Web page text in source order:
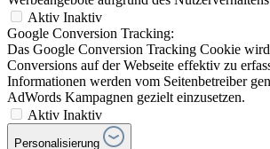
Personalisierung
Aktiv Inaktiv
Diese Cookies werden genutzt zur Erhebung
Informationen über die Verwendung der
anschließend Werbung und/oder Inhalte in
Zusammenhängen, in weiterer Folge zu
Trbo Onsite-Personalisierung: